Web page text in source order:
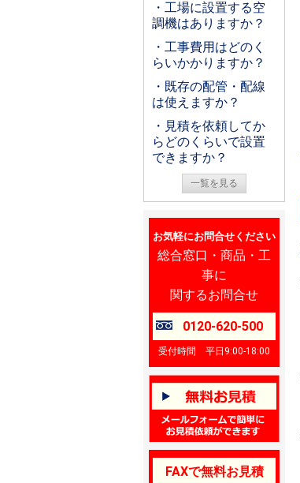
・工場に設置する空
調機はありますか？
・工事費用はどのく
らいかかりますか？
・既存の配管・配線
は使えますか？
・見積を依頼してか
らどのくらいで設置
できますか？
一覧を見る
お気軽にお問合せください
総合窓口・商品・工
事に
関するお問合せ
0120-620-500
受付時間 平日9:00-18:00
FAXで無料お見積